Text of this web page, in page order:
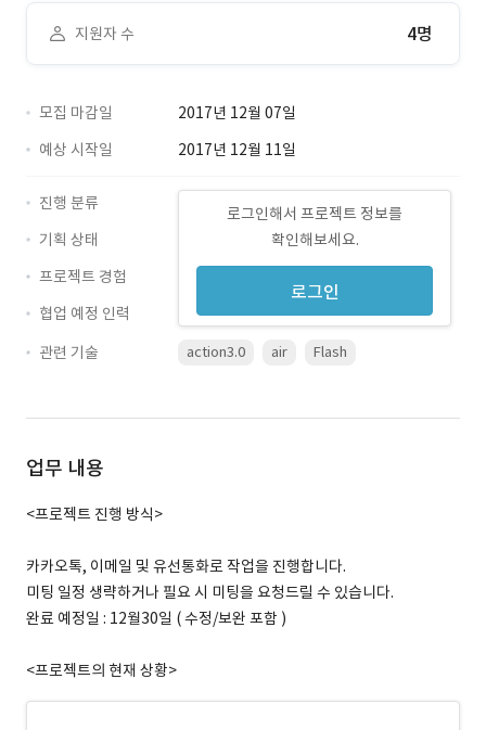
지원자 수 4명
모집 마감일
2017년 12월 07일
예상 시작일
2017년 12월 11일
로그인해서 프로젝트 정보를
확인해보세요.
로그인
진행 분류
기획 상태
프로젝트 경험
협업 예정 인력
관련 기술
action3.0 air Flash
업무 내용
<프로젝트 진행 방식>
카카오톡, 이메일 및 유선통화로 작업을 진행합니다.
미팅 일정 생략하거나 필요 시 미팅을 요청드릴 수 있습니다.
완료 예정일 : 12월30일 ( 수정/보완 포함 )
<프로젝트의 현재 상황>